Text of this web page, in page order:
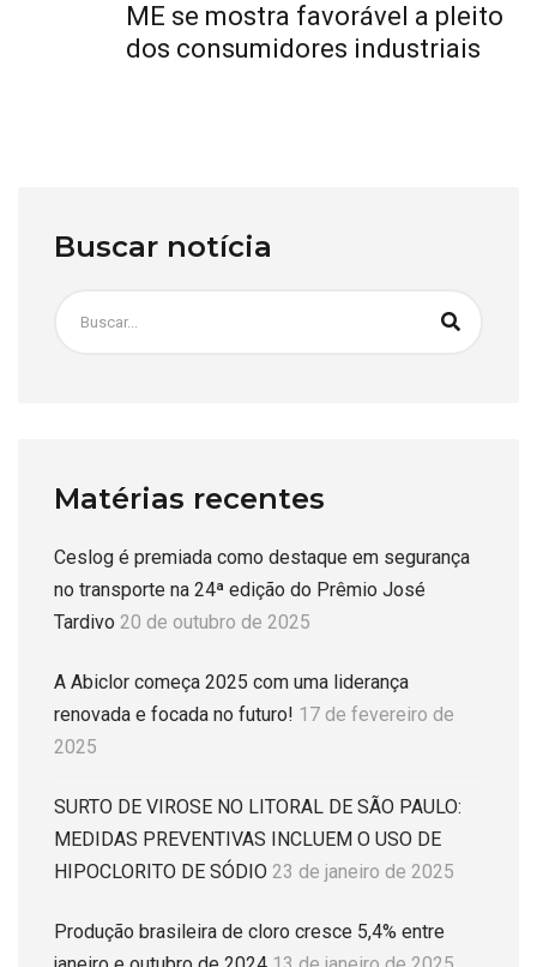
ME se mostra favorável a pleito
dos consumidores industriais
Buscar notícia
Matérias recentes
Ceslog é premiada como destaque em segurança
no transporte na 24ª edição do Prêmio José
Tardivo 20 de outubro de 2025
A Abiclor começa 2025 com uma liderança
renovada e focada no futuro! 17 de fevereiro de
2025
SURTO DE VIROSE NO LITORAL DE SÃO PAULO:
MEDIDAS PREVENTIVAS INCLUEM O USO DE
HIPOCLORITO DE SÓDIO 23 de janeiro de 2025
Produção brasileira de cloro cresce 5,4% entre